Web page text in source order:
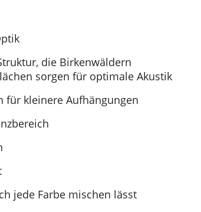
die Birkenwäldern
sorgen für optimale Akustik
für kleinere Aufhängungen
jede Farbe mischen lässt